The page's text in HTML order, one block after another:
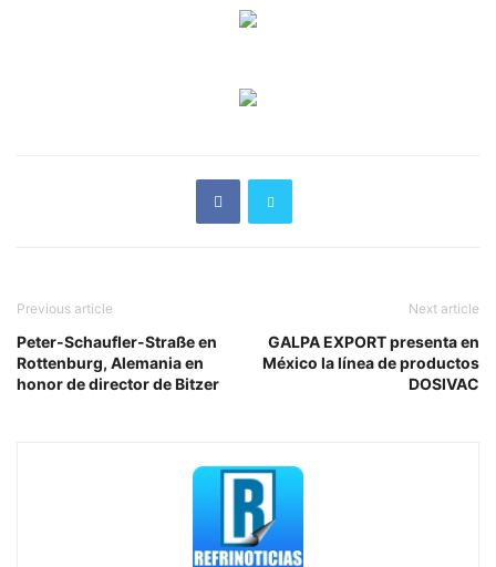
Previous article
Peter-Schaufler-Straße en
Rottenburg, Alemania en
honor de director de Bitzer
Next article
GALPA EXPORT presenta en
México la línea de productos
DOSIVAC